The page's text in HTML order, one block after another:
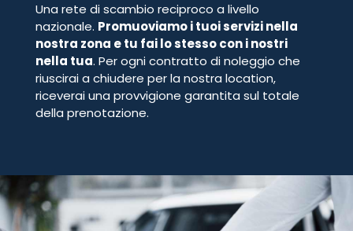
Una rete di scambio reciproco a livello
nazionale. Promuoviamo i tuoi servizi nella
nostra zona e tu fai lo stesso con i nostri
nella tua. Per ogni contratto di noleggio che
riuscirai a chiudere per la nostra location,
riceverai una provvigione garantita sul totale
della prenotazione.